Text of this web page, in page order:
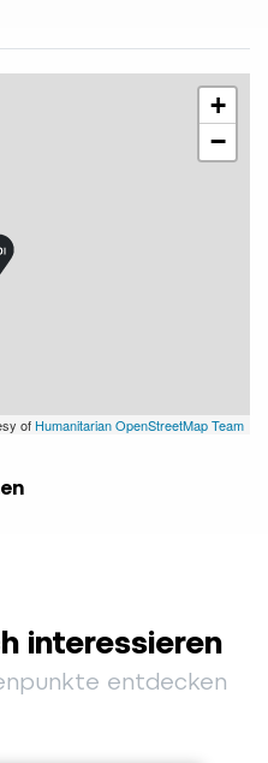
+
−
of Humanitarian OpenStreetMap Team
interessieren
entdecken